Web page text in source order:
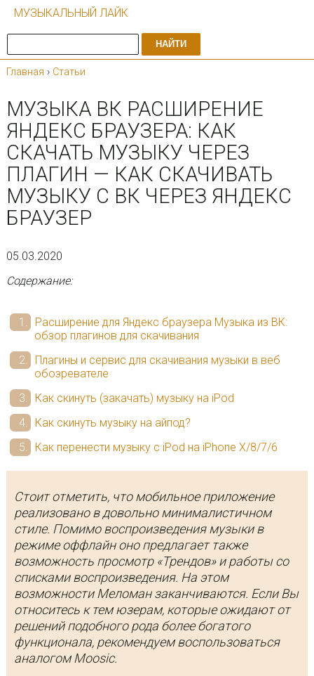
МУЗЫКАЛЬНЫЙ ЛАЙК
НАЙТИ
Главная › Статьи
МУЗЫКА ВК РАСШИРЕНИЕ
ЯНДЕКС БРАУЗЕРА: КАК
СКАЧАТЬ МУЗЫКУ ЧЕРЕЗ
ПЛАГИН — КАК СКАЧИВАТЬ
МУЗЫКУ С ВК ЧЕРЕЗ ЯНДЕКС
БРАУЗЕР
05.03.2020
Содержание:
Расширение для Яндекс браузера Музыка из ВК:
обзор плагинов для скачивания
Плагины и сервис для скачивания музыки в веб
обозревателе
Как скинуть (закачать) музыку на iPod
Как скинуть музыку на айпод?
Как перенести музыку с iPod на iPhone X/8/7/6
Стоит отметить, что мобильное приложение
реализовано в довольно минималистичном
стиле. Помимо воспроизведения музыки в
режиме оффлайн оно предлагает также
возможность просмотр «Трендов» и работы со
списками воспроизведения. На этом
возможности Меломан заканчиваются. Если Вы
относитесь к тем юзерам, которые ожидают от
решений подобного рода более богатого
функционала, рекомендуем воспользоваться
аналогом Moosic.